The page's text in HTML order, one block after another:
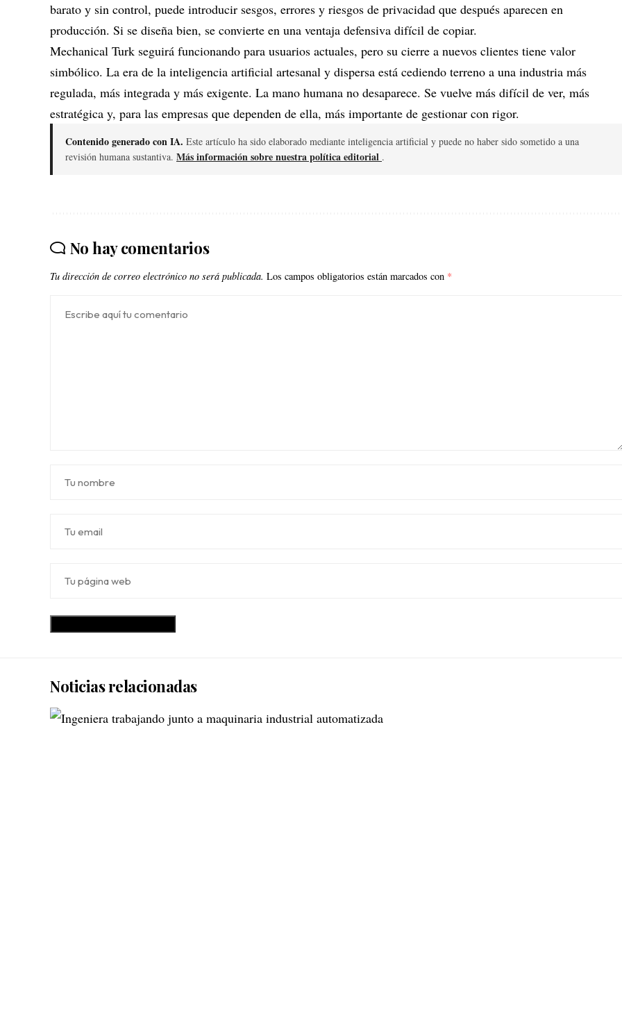
barato y sin control, puede introducir sesgos, errores y riesgos de privacidad que después aparecen en
producción. Si se diseña bien, se convierte en una ventaja defensiva difícil de copiar.
Mechanical Turk seguirá funcionando para usuarios actuales, pero su cierre a nuevos clientes tiene valor
simbólico. La era de la inteligencia artificial artesanal y dispersa está cediendo terreno a una industria más
regulada, más integrada y más exigente. La mano humana no desaparece. Se vuelve más difícil de ver, más
estratégica y, para las empresas que dependen de ella, más importante de gestionar con rigor.
Contenido generado con IA. Este artículo ha sido elaborado mediante inteligencia artificial y puede no haber sido sometido a una
revisión humana sustantiva. Más información sobre nuestra política editorial .
No hay comentarios
Tu dirección de correo electrónico no será publicada. Los campos obligatorios están marcados con *
Noticias relacionadas